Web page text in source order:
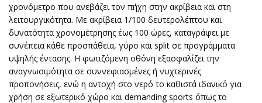
χρονόμετρο που ανεβάζει τον πήχη στην ακρίβεια και στη
λειτουργικότητα. Με ακρίβεια 1/100 δευτερολέπτου και
δυνατότητα χρονομέτρησης έως 100 ώρες, καταγράφει με
συνέπεια κάθε προσπάθεια, γύρο και split σε προγράμματα
υψηλής έντασης. Η φωτιζόμενη οθόνη εξασφαλίζει την
αναγνωσιμότητα σε συννεφιασμένες ή νυχτερινές
προπονήσεις, ενώ η αντοχή στο νερό το καθιστά ιδανικό για
χρήση σε εξωτερικό χώρο και demanding sports όπως το